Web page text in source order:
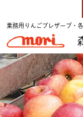
業務用りんごプレザーブ・